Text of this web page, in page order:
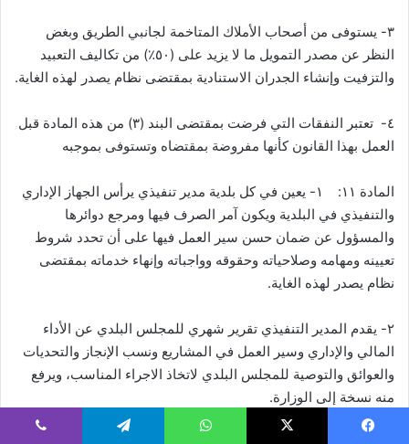
٣- يستوفى من أصحاب الأملاك المتاخمة لجانبي الطريق وبغض
النظر عن مصدر التمويل ما لا يزيد على (٥٠٪) من تكاليف التعبيد
والتزفيت وإنشاء الجدران الاستنادية بمقتضى نظام يصدر لهذه الغاية.
٤- تعتبر النفقات التي فرضت بمقتضى البند (٣) من هذه المادة قبل
العمل بهذا القانون كأنها مفروضة بمقتضاه وتستوفى بموجبه
المادة ١١: ١- يعين في كل بلدية مدير تنفيذي يرأس الجهاز الإداري
والتنفيذي في البلدية ويكون آمر الصرف فيها ومرجع دوائرها
والمسؤول عن ضمان حسن سير العمل فيها على أن تحدد شروط
تعيينه ومهامه وصلاحياته وحقوقه وواجباته وإنهاء خدماته بمقتضى
نظام يصدر لهذه الغاية.
٢- يقدم المدير التنفيذي تقرير شهري للمجلس البلدي عن الأداء
المالي والإداري وسير العمل في المشاريع ونسب الإنجاز والتحديات
والعوائق والتوصية للمجلس البلدي لاتخاذ الاجراء المناسب، ويرفع
منه نسخة إلى الوزارة.